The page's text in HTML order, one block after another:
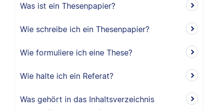
Was ist ein Thesenpapier?
Wie schreibe ich ein Thesenpapier?
Wie formuliere ich eine These?
Wie halte ich ein Referat?
Was gehört in das Inhaltsverzeichnis